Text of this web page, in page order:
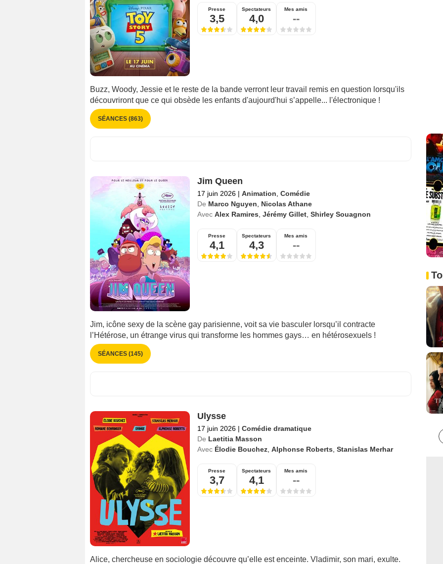
Presse
3,5
Spectateurs
4,0
Mes amis
--
Buzz, Woody, Jessie et le reste de la bande verront leur travail remis en question lorsqu'ils
découvriront que ce qui obsède les enfants d'aujourd'hui s’appelle... l'électronique !
SÉANCES (863)
Jim Queen
17 juin 2026 | Animation Comédie
De Marco Nguyen
Nicolas Athane
Avec Alex Ramires Jérémy Gillet, Shirley Souagnon
Presse
4,1
Spectateurs
4,3
Mes amis
--
Jim, icône sexy de la scène gay parisienne, voit sa vie basculer lorsqu’il contracte
l’Hétérose, un étrange virus qui transforme les hommes gays… en hétérosexuels !
SÉANCES (145)
Ulysse
17 juin 2026 | Comédie dramatique
De Laetitia Masson
Avec Élodie Bouchez, Alphonse Roberts Stanislas Merhar
Presse
3,7
Spectateurs
4,1
Mes amis
--
Alice, chercheuse en sociologie découvre qu’elle est enceinte. Vladimir, son mari, exulte.